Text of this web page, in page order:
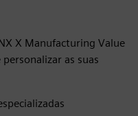
X Manufacturing Value
as suas